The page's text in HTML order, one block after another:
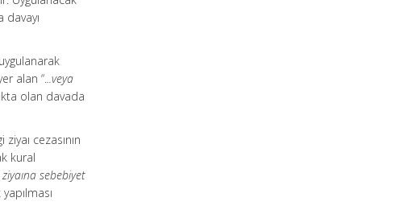
alan “. ..veya
olan davada
cezasının
kural
sebebiyet